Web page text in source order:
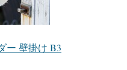
ー 壁掛け B3